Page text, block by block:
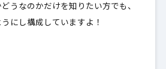
うなのかだけを知りたい方でも、
にし構成していますよ！